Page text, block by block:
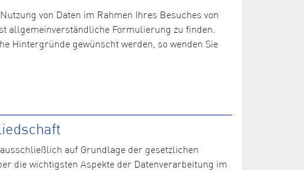
von Daten im Rahmen Ihres Besuches von
allgemeinverständliche Formulierung zu finden.
Hintergründe gewünscht werden, so wenden Sie
auf Grundlage der gesetzlichen
die wichtigsten Aspekte der Datenverarbeitung im